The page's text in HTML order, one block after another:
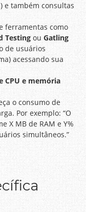
e também consultas
ferramentas como
TestingouGatling
de usuários
acessando sua
CPU e memória
o consumo de
Por exemplo: “O
X MB de RAM e Y%
simultâneos.”